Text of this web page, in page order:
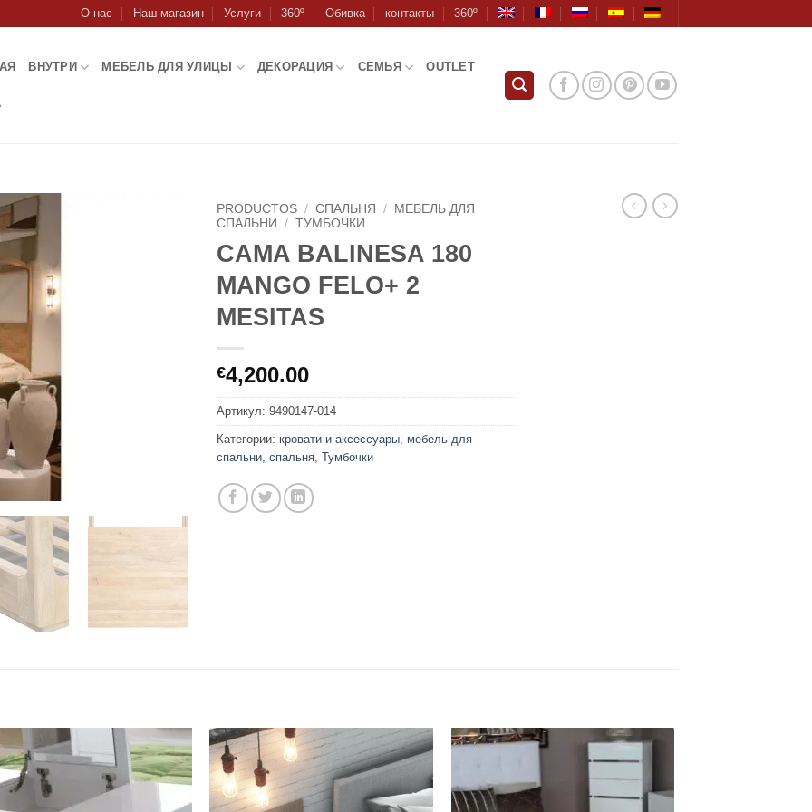
О нас Наш магазин Услуги 360º Обивка контакты 360º
ВНУТРИ МЕБЕЛЬ ДЛЯ УЛИЦЫ ДЕКОРАЦИЯ СЕМЬЯ OUTLET
PRODUCTOS / СПАЛЬНЯ /
МЕБЕЛЬ ДЛЯ
СПАЛЬНИ
/ ТУМБОЧКИ
CAMA BALINESA 180
MANGO FELO+ 2
MESITAS
€4,200.00
Артикул: 9490147-014
Категории: кровати и аксессуары мебель для
спальни спальня Тумбочки